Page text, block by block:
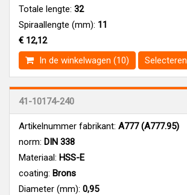
Totale lengte: 32
Spiraallengte (mm): 11
€ 12,12
In de winkelwagen (10)
Selecteren
41-10174-240
Artikelnummer fabrikant: A777 (A777.95)
norm: DIN 338
Materiaal: HSS-E
coating: Brons
Diameter (mm): 0,95